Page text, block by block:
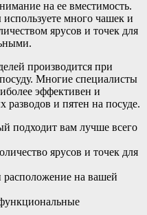
на ее вместимость.
много чашек и
ярусов и точек для
производится при
Многие специалисты
эффективен и
разводов и пятен на посуде.
подходит вам лучше всего
ярусов и точек для
на вашей